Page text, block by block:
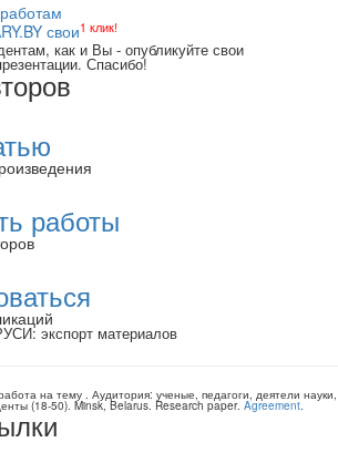
свои1 клик!
как и Вы - опубликуйте свои
Спасибо!
работы
: экспорт материалов
на тему . Аудитория: ученые, педагоги, деятели науки,
(18-50). Minsk, Belarus. Research paper. Agreement.